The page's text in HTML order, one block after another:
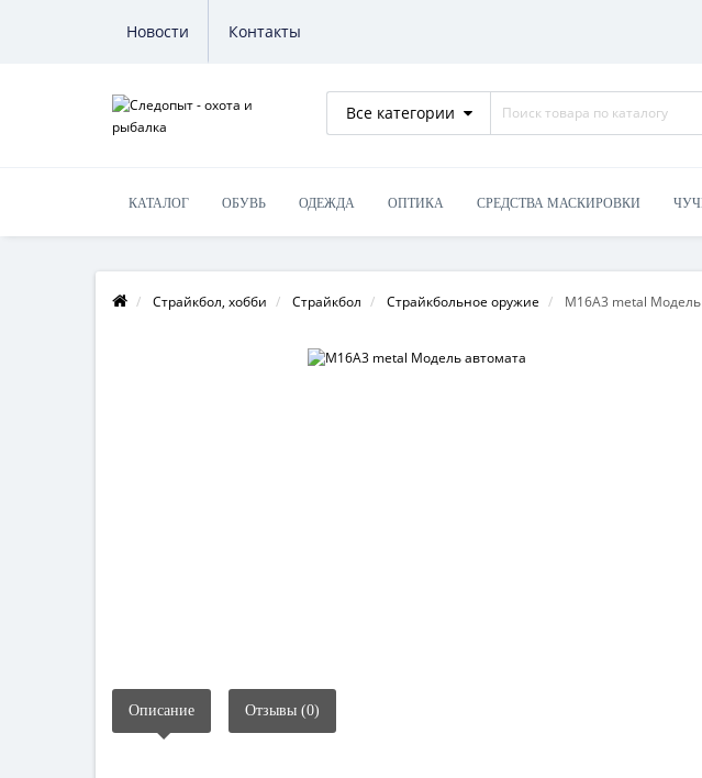
Новости Контакты
Все категории
КАТАЛОГ ОБУВЬ ОДЕЖДА ОПТИКА СРЕДСТВА МАСКИРОВКИ
ОБУЧЕНИЕ НА ОРУЖИЕ
Страйкбол, хобби Страйкбол Страйкбольное оружие M16A3 metal
Описание Отзывы (0)